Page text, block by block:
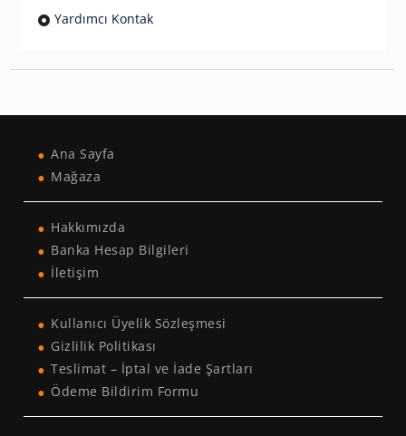
Yardımcı Kontak
Ana Sayfa
Mağaza
Hakkımızda
Banka Hesap Bilgileri
İletişim
Kullanıcı Üyelik Sözleşmesi
Gizlilik Politikası
Teslimat – İptal ve İade Şartları
Ödeme Bildirim Formu